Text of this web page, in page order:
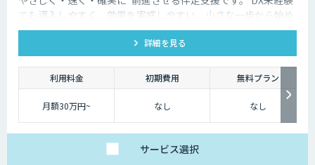
でも導入しやすく、効果を実感しやすい、小さな一歩から始め
るDX支援サービスです。 AI DX Partnerは、大手企業のDX支援
で培ったノウハウをベースに、 地方・中小企業のための“現実
的なDX”を設計・実装・運用まで一貫して支援いたします。 私
たちは、コンサル×開発×AIの力で、現場に寄り添った 『ちょ
うどいいDX』を実現します。
詳細を見る
利用料金 初期費用 無料プラン
月額30万円~ なし なし
サービス選択